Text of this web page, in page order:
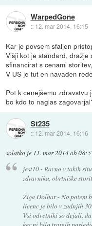
WarpedGone
:: 12. mar 2014, 16:15
Kar je povsem sfaljen
Višji kot je standard,
sfinancirat s cenami
V US je tut en navaden
Pot k cenejšemu zdravstvu
bo kdo to naglas
St235
:: 12. mar 2014, 16:16
solatko je 11. mar 2014 ob
jest10 - Ravno v takih
zdravnika, obrtniške
Ziga Dolhar - No potem
licenc je bilo v zadnjih
Vsi odvetniki so dejali,